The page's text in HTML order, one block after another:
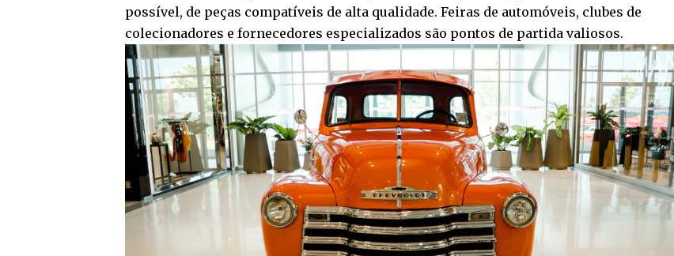
possível, de peças compatíveis de alta qualidade. Feiras de automóveis, clubes de
colecionadores e fornecedores especializados são pontos de partida valiosos.